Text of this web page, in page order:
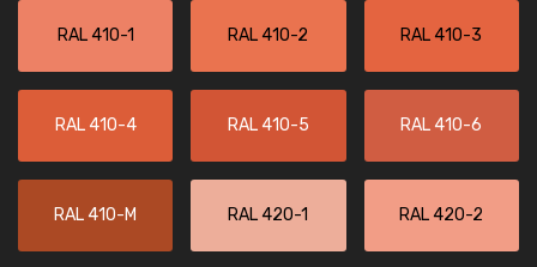
RAL 410-1 RAL 410-2 RAL 410-3
RAL 410-4 RAL 410-5 RAL 410-6
RAL 410-M RAL 420-1 RAL 420-2